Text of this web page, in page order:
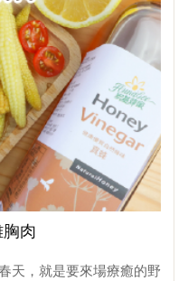
搭配生菜沙拉，鹹香美
午節特惠♥→鹼粽 x 蜂蜜
優質國產蜂蜜【門市地
慈恩街99號【電話洽詢】
劑。今日就來復刻日料
蜜梅漬番茄① 話梅：40
甘草：4-5片⑤ 小番
梅酒：20cc製作蜂蜜
40克+甘草片5片+話梅4
化。(只要糖融化即可，
待溫度下降後，倒入蜂蜜
番茄洗淨後，劃十字刀
番茄，煮30秒左右，撈
番茄皮。⑥ 準備密封罐
醬汁，醬汁需沒過番
!!影片教學蜜編提醒 ➊
。➋ 醬汁泡完後，可加
的一杯醋飲。➌ 本次蜂
肉
天，就是要來場療癒的野